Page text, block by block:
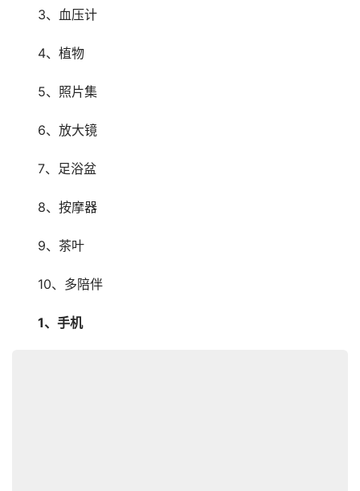
3、血压计
4、植物
5、照片集
6、放大镜
7、足浴盆
8、按摩器
9、茶叶
10、多陪伴
1、手机